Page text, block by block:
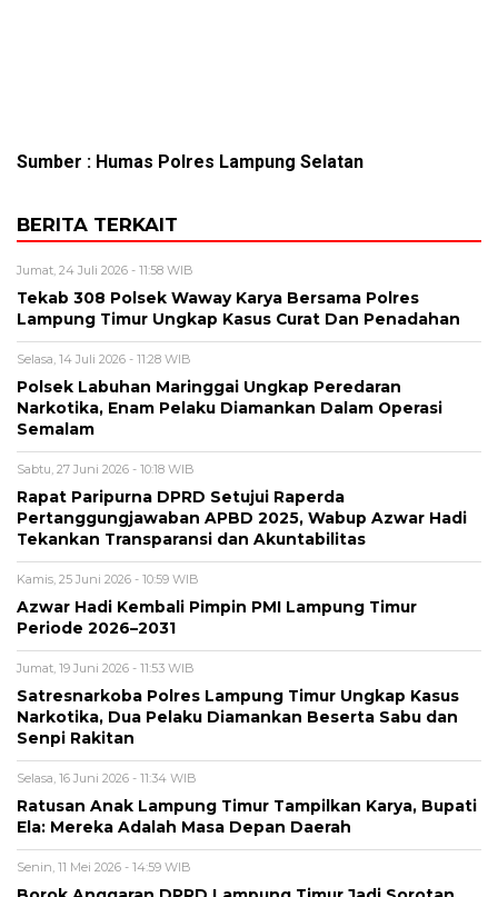
Sumber : Humas Polres Lampung Selatan
BERITA TERKAIT
Jumat, 24 Juli 2026 - 11:58 WIB
Tekab 308 Polsek Waway Karya Bersama Polres
Lampung Timur Ungkap Kasus Curat Dan Penadahan
Selasa, 14 Juli 2026 - 11:28 WIB
Polsek Labuhan Maringgai Ungkap Peredaran
Narkotika, Enam Pelaku Diamankan Dalam Operasi
Semalam
Sabtu, 27 Juni 2026 - 10:18 WIB
Rapat Paripurna DPRD Setujui Raperda
Pertanggungjawaban APBD 2025, Wabup Azwar Hadi
Tekankan Transparansi dan Akuntabilitas
Kamis, 25 Juni 2026 - 10:59 WIB
Azwar Hadi Kembali Pimpin PMI Lampung Timur
Periode 2026–2031
Jumat, 19 Juni 2026 - 11:53 WIB
Satresnarkoba Polres Lampung Timur Ungkap Kasus
Narkotika, Dua Pelaku Diamankan Beserta Sabu dan
Senpi Rakitan
Selasa, 16 Juni 2026 - 11:34 WIB
Ratusan Anak Lampung Timur Tampilkan Karya, Bupati
Ela: Mereka Adalah Masa Depan Daerah
Senin, 11 Mei 2026 - 14:59 WIB